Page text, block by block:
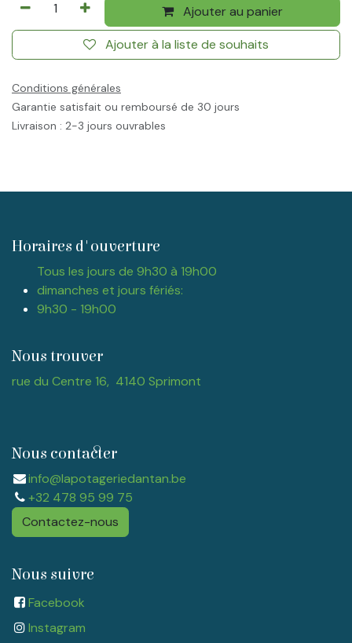
Ajouter au panier
Ajouter à la liste de souhaits
Conditions générales
Garantie satisfait ou remboursé de 30 jours
Livraison : 2-3 jours ouvrables
Horaires d'ouverture
Tous les jours de 9h30 à 19h00
dimanches et jours fériés:
9h30 - 19h00
Nous trouver
rue du Centre 16, 4140 Sprimont
Nous contacter
info@lapotageriedantan.be
+32 478 95 99 75
Contactez-nous
Nous suivre
Facebook
Instagram​